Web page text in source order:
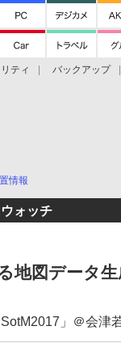
ティ バックアップ
情報
ォッチ
地図データ
」＠会津